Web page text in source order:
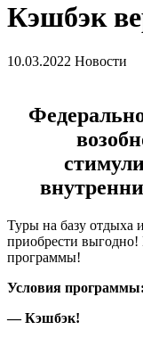
Кэшбэк
10.03.2022 Новости
Туры на базу
приобрести выгодно!
программы!
Условия программы:
— Кэшбэк!